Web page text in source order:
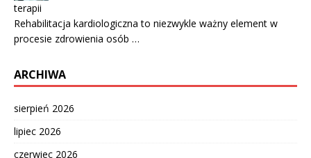
terapii
Rehabilitacja kardiologiczna to niezwykle ważny element w
procesie zdrowienia osób …
ARCHIWA
sierpień 2026
lipiec 2026
czerwiec 2026